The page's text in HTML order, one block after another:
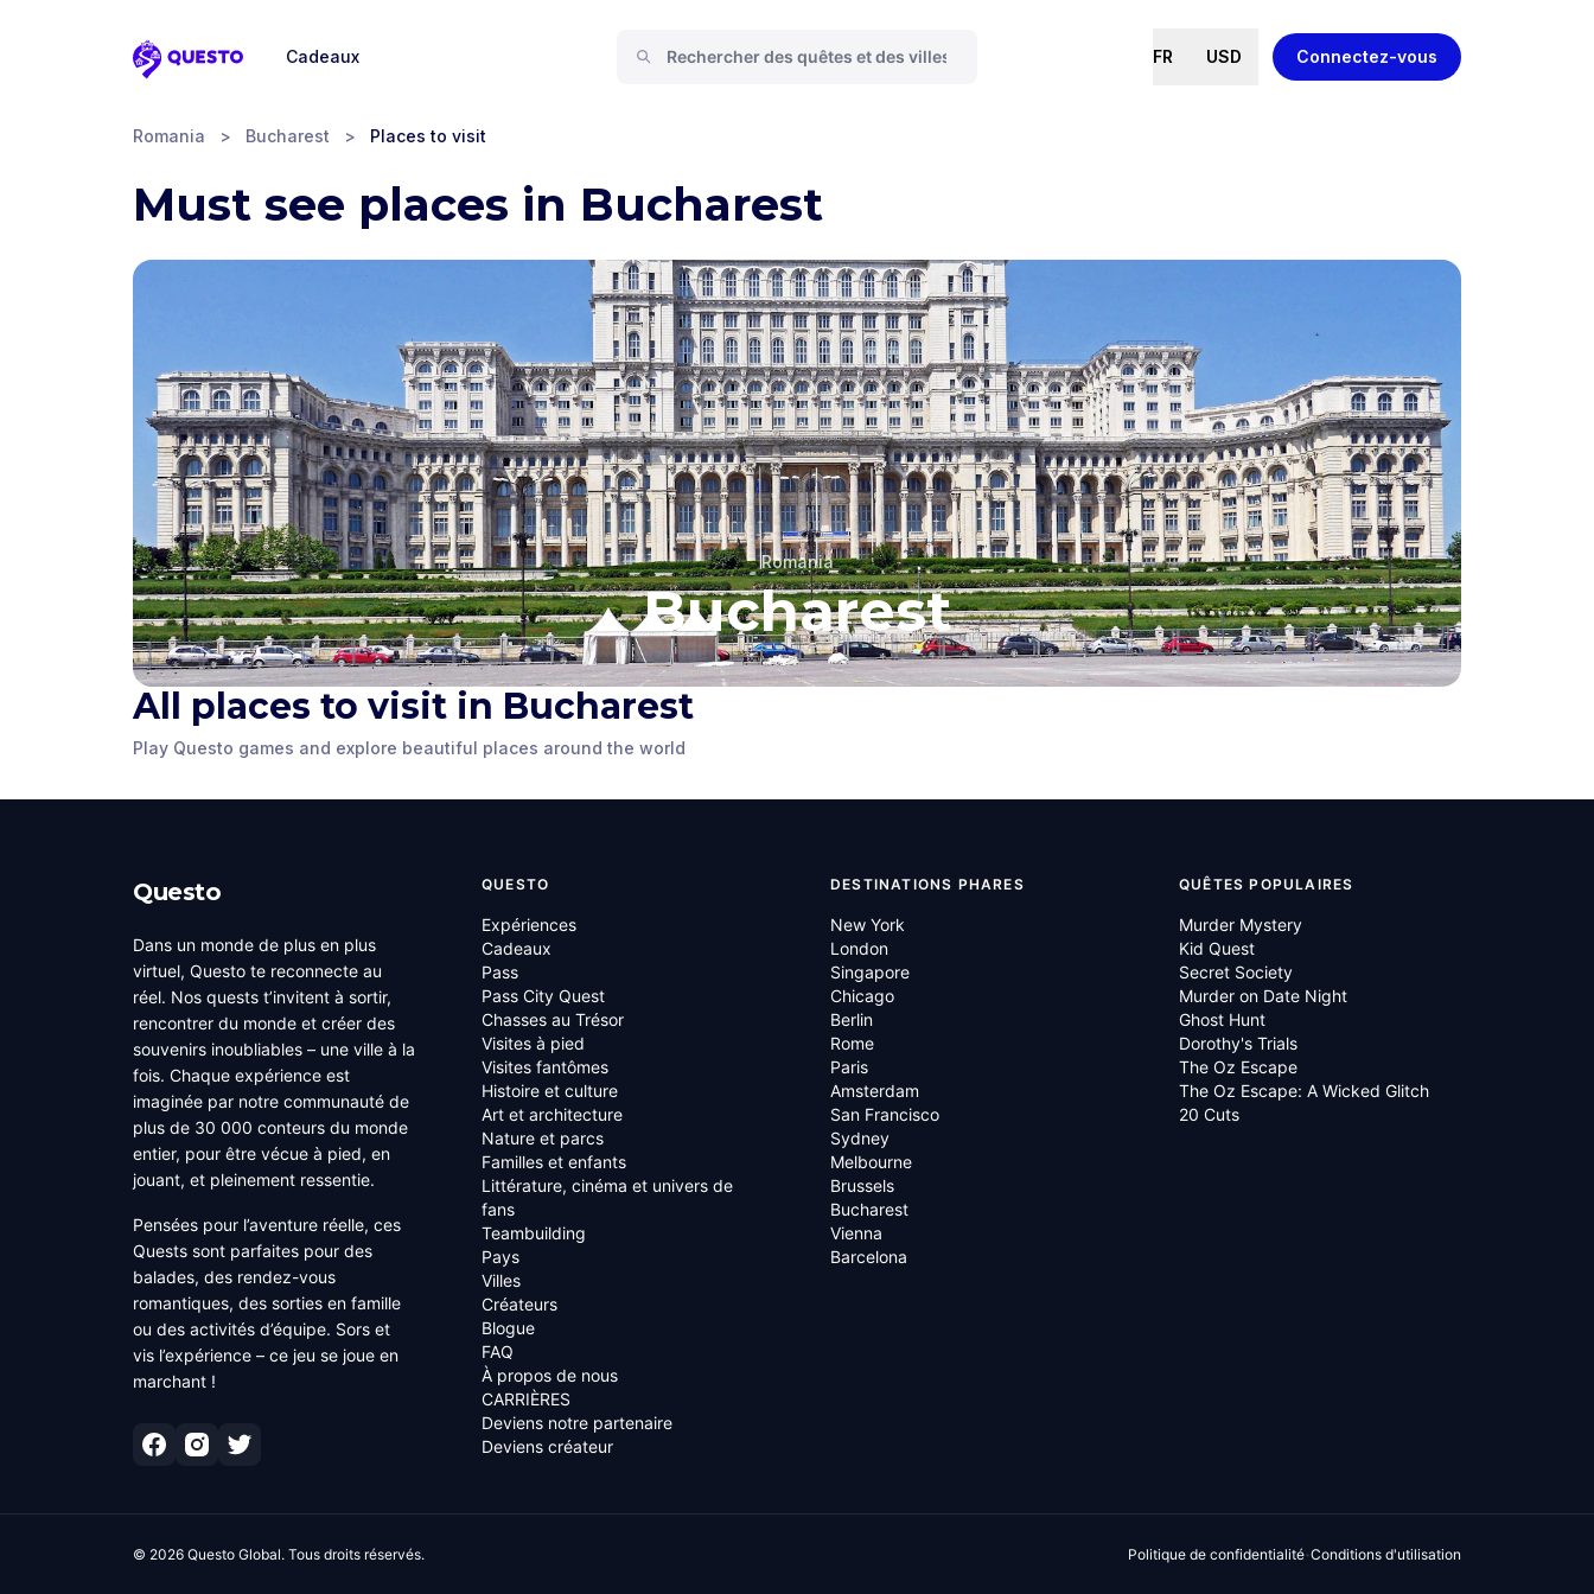
Questo
Cadeaux FR USD Connectez-vous
Romania > Bucharest > Places to visit
Must see places in Bucharest
Romania
Bucharest
All places to visit in Bucharest
Play Questo games and explore beautiful places around the world
Stavropoleos
Monastery
Macca-Villacroise
Passage
Muzeul Satului
Dimitrie Gusti
Bucuresti (Village
Muzeul de Stiinte
Naturale Grigore
Questo
Dans un monde de plus en plus
virtuel, Questo te reconnecte au
réel. Nos quests t’invitent à sortir,
rencontrer du monde et créer des
souvenirs inoubliables – une ville à la
fois. Chaque expérience est
imaginée par notre communauté de
plus de 30 000 conteurs du monde
entier, pour être vécue à pied, en
jouant, et pleinement ressentie.
Pensées pour l’aventure réelle, ces
Quests sont parfaites pour des
balades, des rendez-vous
romantiques, des sorties en famille
ou des activités d’équipe. Sors et
vis l’expérience – ce jeu se joue en
marchant !
QUESTO
Expériences
Cadeaux
Pass
Pass City Quest
Chasses au Trésor
Visites à pied
Visites fantômes
Histoire et culture
Art et architecture
Nature et parcs
Familles et enfants
Littérature, cinéma et univers de
fans
Teambuilding
Pays
Villes
Créateurs
Blogue
FAQ
À propos de nous
CARRIÈRES
Deviens notre partenaire
Deviens créateur
DESTINATIONS PHARES
New York
London
Singapore
Chicago
Berlin
Rome
Paris
Amsterdam
San Francisco
Sydney
Melbourne
Brussels
Bucharest
Vienna
Barcelona
QUÊTES POPULAIRES
Murder Mystery
Kid Quest
Secret Society
Murder on Date Night
Ghost Hunt
Dorothy's Trials
The Oz Escape
The Oz Escape: A Wicked Glitch
20 Cuts
© 2026 Questo Global. Tous droits réservés. Politique de confidentialité·Conditions d'utilisation